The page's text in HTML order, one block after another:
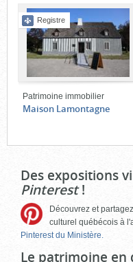
le
contenu)
de
l'onglet
vedette
Registre
Patrimoine immobilier
Maison Lamontagne
Fin
d'onglets
Des expositions
Pinterest!
Découvrez et
culturel québécois à
Pinterest du Ministère.
Le patrimoine en